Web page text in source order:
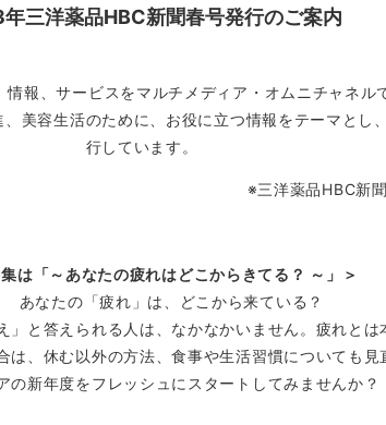
三洋薬品HBC新聞春号発行のご案内
情報、サービスをマルチメディア・オムニチャネル
美容生活のために、お役に立つ情報をテーマとし
行しています。
※三洋薬品HBC新
集は「～あなたの疲れはどこからきてる？ ～」＞
あなたの「疲れ」は、どこから来ている？
」と答えられる人は、なかなかいません。疲れと
、休む以外の方法、食事や生活習慣についても見
の新年度をフレッシュにスタートしてみませんか？